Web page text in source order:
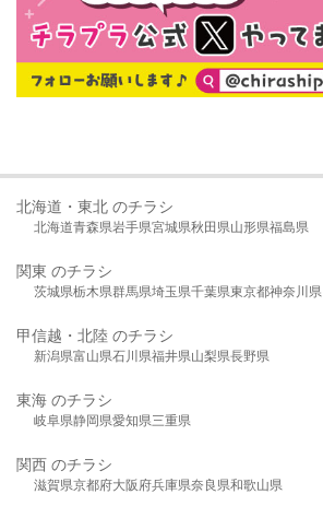
北海道・東北 のチラシ
北海道青森県岩手県宮城県秋田県山形県福島県
関東 のチラシ
茨城県栃木県群馬県埼玉県千葉県東京都神奈川県
甲信越・北陸 のチラシ
新潟県富山県石川県福井県山梨県長野県
東海 のチラシ
岐阜県静岡県愛知県三重県
関西 のチラシ
滋賀県京都府大阪府兵庫県奈良県和歌山県